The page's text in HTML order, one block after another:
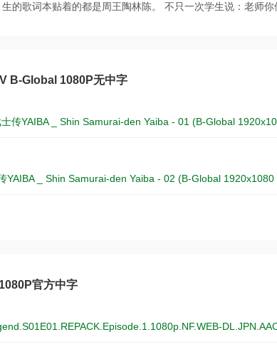
生的歌词本贴着的都是周王陶林陈。 不只一次学生说：老师
B-Global 1080P无中字
传YAIBA _ Shin Samurai-den Yaiba - 01 (B-Global
YAIBA _ Shin Samurai-den Yaiba - 02 (B-Global 1920x1080
官方中字